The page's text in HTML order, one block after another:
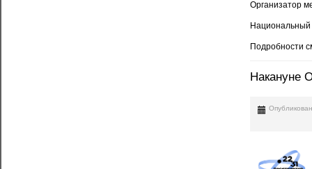
Организатор
Национальный
Подробности
Накануне